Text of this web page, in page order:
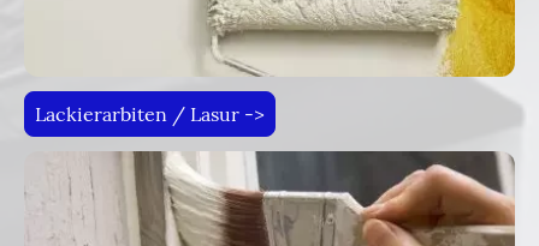
Lackierarbiten / Lasur ->